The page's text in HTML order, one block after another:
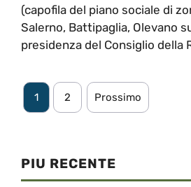
(capofila del piano sociale di
Salerno, Battipaglia, Olevano
presidenza del Consiglio della
1 2 Prossimo
PIU RECENTE